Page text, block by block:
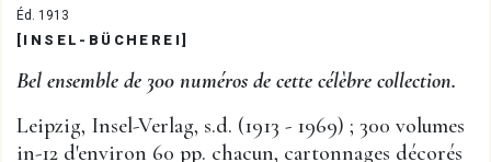
Éd. 1913
[INSEL-BÜCHEREI]
Bel ensemble de 300 numéros de cette célèbre collection.
Leipzig, Insel-Verlag, s.d. (1913 - 1969) ; 300 volumes
in-12 d'environ 60 pp. chacun, cartonnages décorés